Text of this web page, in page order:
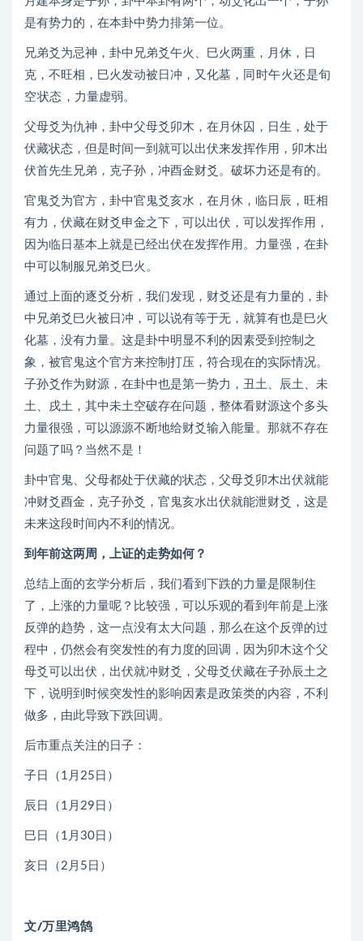
是有势力的，在本卦中势力排第一位。
兄弟爻为忌神，卦中兄弟爻午火、巳火两重，月休，日
克，不旺相，巳火发动被日冲，又化墓， 同时午火还是旬
空状态， 力量虚弱。
父母爻为仇神，卦中父母爻卯木，在月休囚，日生，处于
伏藏状态，但是时间一到就可以出伏来发挥作用，卯木出
伏首先生兄弟，克子孙，冲酉金财爻。破坏力还是有的。
官鬼爻为官方，卦中官鬼爻亥水，在月休，临日辰，旺相
有力，伏藏在财爻申金之下，可以出伏，可以发挥作用，
因为临日基本上就是已经出伏在发挥作用。力量强，在卦
中可以制服兄弟爻巳火。
通过上面的逐爻分析，我们发现，财爻还是有力量的，卦
中兄弟爻巳火被日冲，可以说有等于无，就算有也是巳火
化墓，没有力量。这是卦中明显不利的因素受到控制之
象，被官鬼这个官方来控制打压，符合现在的实际情况。
子孙爻作为财源，在卦中也是第一势力，丑土、辰土、未
土、戌土，其中未土空破存在问题，整体看财源这个多头
力量很强，可以源源不断地给财爻输入能量。那就不存在
问题了吗？当然不是！
卦中官鬼、父母都处于伏藏的状态，父母爻卯木出伏就能
冲财爻酉金，克子孙爻，官鬼亥水出伏就能泄财爻，这是
未来这段时间内不利的情况。
到年前这两周，上证的走势如何？
总结上面的玄学分析后，我们看到下跌的力量是限制住
了，上涨的力量呢？比较强，可以乐观的看到年前是上涨
反弹的趋势，这一点没有太大问题，那么在这个反弹的过
程中，仍然会有突发性的有力度的回调，因为卯木这个父
母爻可以出伏，出伏就冲财爻，父母爻伏藏在子孙辰土之
下，说明到时候突发性的影响因素是政策类的内容，不利
做多，由此导致下跌回调。
后市重点关注的日子：
子日（1月25日）
辰日（1月29日）
巳日（1月30日）
亥日（2月5日）
文/万里鸿鹄